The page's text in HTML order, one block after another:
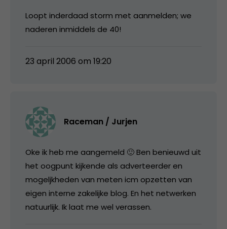
Loopt inderdaad storm met aanmelden; we
naderen inmiddels de 40!
23 april 2006 om 19:20
Raceman / Jurjen
Oke ik heb me aangemeld 🙂 Ben benieuwd uit
het oogpunt kijkende als adverteerder en
mogeljkheden van meten icm opzetten van
eigen interne zakelijke blog. En het netwerken
natuurlijk. Ik laat me wel verassen.